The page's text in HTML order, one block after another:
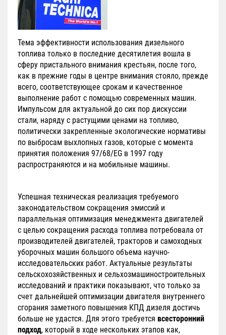
Тема эффективности использования дизельного
топлива только в последние десятилетия вошла в
сферу пристального внимания крестьян, после того,
как в прежние годы в центре внимания стояло, прежде
всего, соответствующее срокам и качественное
выполнение работ с помощью современных машин.
Импульсом для актуальной до сих пор дискуссии
стали, наряду с растущими ценами на топливо,
политически закрепленные экологические нормативы
по выбросам выхлопных газов, которые с момента
принятия положения 97/68/EG в 1997 году
распространяются и на мобильные машины.
Успешная техническая реализация требуемого
законодательством сокращения эмиссий и
параллельная оптимизация менеджмента двигателей
с целью сокращения расхода топлива потребовала от
производителей двигателей, тракторов и самоходных
уборочных машин большого объема научно-
исследовательских работ. Актуальные результаты
сельскохозяйственных и сельхозмашиностроительных
исследований и практики показывают, что только за
счет дальнейшей оптимизации двигателя внутреннего
сгорания заметного повышения КПД дизеля достичь
больше не удастся. Для этого требуется всесторонний
подход, который в ходе нескольких этапов как,